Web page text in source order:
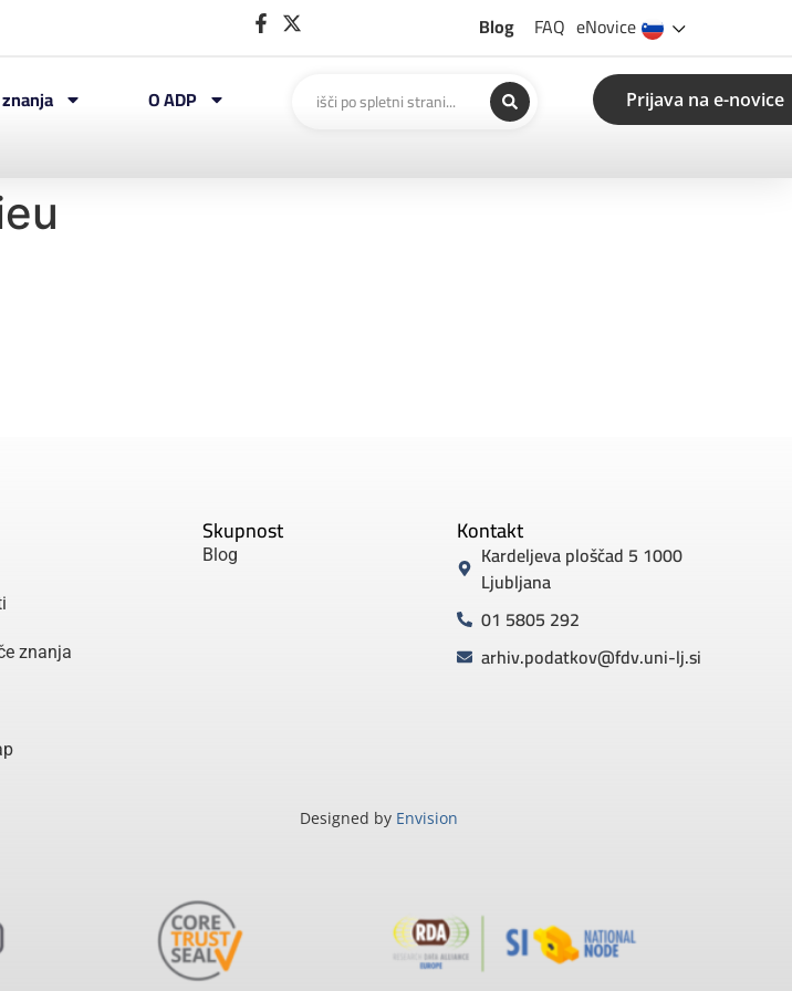
Blog FAQ eNovice
O ADP Prijava na e-novice
znanja
Skupnost
Blog
Kontakt
Kardeljeva ploščad 5 1000
Ljubljana
01 5805 292
arhiv.podatkov@fdv.uni-lj.si
Designed by Envision